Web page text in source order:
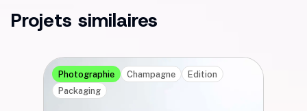
Projets similaires
Photographie Champagne
Edition
Packaging